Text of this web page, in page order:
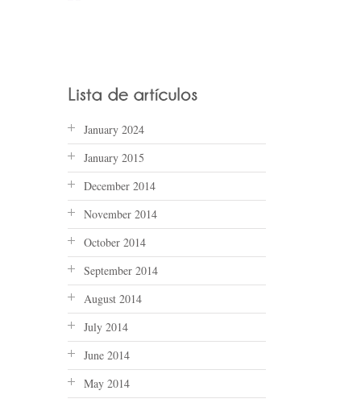
January 2024
January 2015
December 2014
November 2014
October 2014
September 2014
August 2014
July 2014
June 2014
May 2014